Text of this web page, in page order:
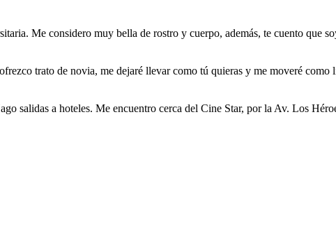
Me considero muy bella de rostro y cuerpo, además, te cuento que
trato de novia, me dejaré llevar como tú quieras y me moveré
salidas a hoteles. Me encuentro cerca del Cine Star, por la Av. Los